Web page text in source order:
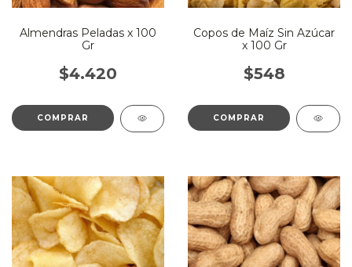
Almendras Peladas x 100
Gr
$4.420
Copos de Maíz Sin Azúcar
x 100 Gr
$548